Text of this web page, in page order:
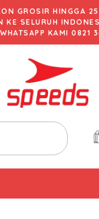
GROSIR HINGGA
KE SELURUH
KAMI 0821